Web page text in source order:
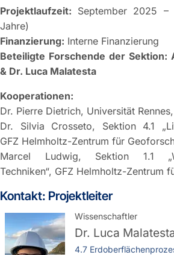
Projektlaufzeit: September 2025
Jahre)
Finanzierung: Interne Finanzierung
Beteiligte Forschende der Sektion:
& Dr. Luca Malatesta
Kooperationen:
Dr. Pierre Dietrich, Universität
Dr. Silvia Crosseto, Sektion 4.1
GFZ Helmholtz-Zentrum für
Marcel Ludwig, Sektion 1.1
Techniken“, GFZ Helmholtz-Zentrum
Kontakt: Projektleiter
Wissenschaftler
Dr. Luca
4.7